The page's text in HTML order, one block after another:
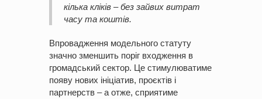
кілька кліків – без зайвих витрат
часу та коштів.
Впровадження модельного статуту
значно зменшить поріг входження в
громадський сектор. Це стимулюватиме
появу нових ініціатив, проєктів і
партнерств – а отже, сприятиме